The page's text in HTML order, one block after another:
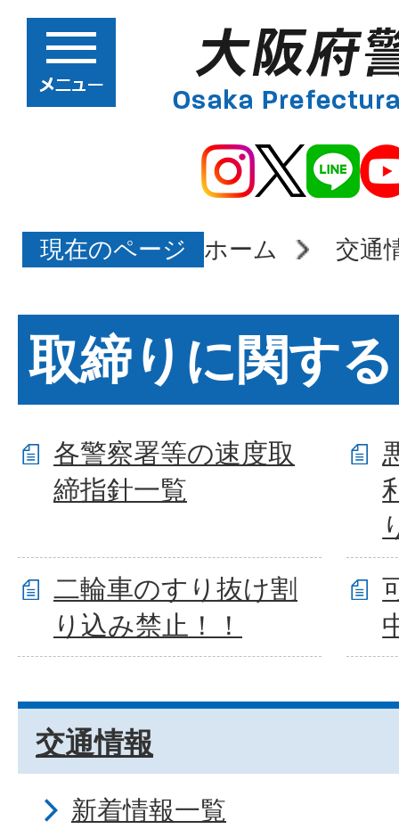
現在のページ ホーム 交通
取締りに関す
各警察署等の速度取
締指針一覧
二輪車のすり抜け割
り込み禁止！！
交通情報
新着情報一覧